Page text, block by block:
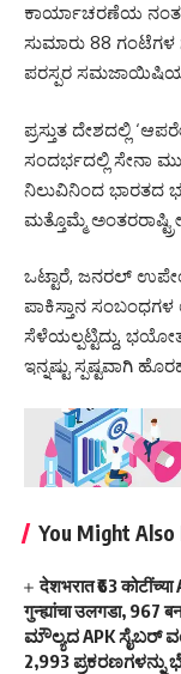
ಕಾರ್ಯಾಚರಣೆಯ
ಸುಮಾರು 88 ಗಂಟೆಗಳ
ಪರಸ್ಪರ ಸಮಜಾಯಿಷಿಯ
ಪ್ರಸ್ತುತ ದೇಶದಲ್ಲಿ
ಸಂದರ್ಭದಲ್ಲಿ ಸೇನಾ
ನಿಲುವಿನಿಂದ ಭಾರತದ
ಮತ್ತೊಮ್ಮೆ
ಒಟ್ಟಾರೆ, ಜನರಲ್
ಪಾಕಿಸ್ತಾನ
ಸೆಳೆಯಲ್ಪಟ್ಟಿದ್ದು,
ಇನ್ನಷ್ಟು ಸ್ಪಷ್ಟವಾಗಿ
You Might Also
देशभरात ₹63
गुन्ह्यांचा उलगडा, 967
ಮೌಲ್ಯದ APK ಸೈಬರ್
2,993